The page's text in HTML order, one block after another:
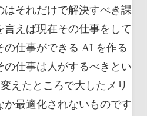
それだけで解決すべき課
えば現在その仕事をして
の仕事ができる AI を作る
の仕事は人がするべきとい
えたところで大したメリ
か最適化されないものです